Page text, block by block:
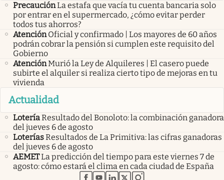
PrecauciónLa estafa que vacía tu cuenta bancaria solo
por entrar en el supermercado, ¿cómo evitar perder
todos tus ahorros?
Atención Oficial y confirmado | Los mayores de 60 años
podrán cobrar la pensión si cumplen este requisito del
Gobierno
AtenciónMurió la Ley de Alquileres | El casero puede
subirte el alquiler si realiza cierto tipo de mejoras en tu
vivienda
Actualidad
LoteríaResultado del Bonoloto: la combinación ganadora
del jueves 6 de agosto
LoteríasResultados de La Primitiva: las cifras ganadoras
del jueves 6 de agosto
AEMETLa predicción del tiempo para este viernes 7 de
agosto: cómo estará el clima en cada ciudad de España
abre en nueva pestaña
abre en nueva pestaña
abre en nueva pestaña
abre en nueva pestaña
abre en nueva pestaña